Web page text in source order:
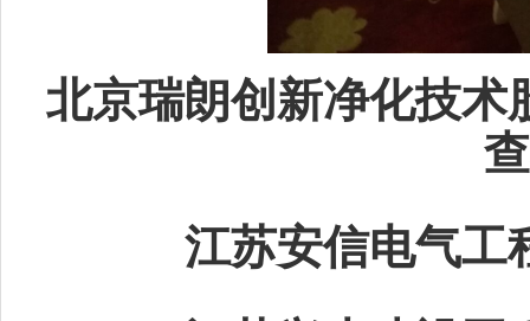
北京瑞朗创新净化技术
江苏安信电气工